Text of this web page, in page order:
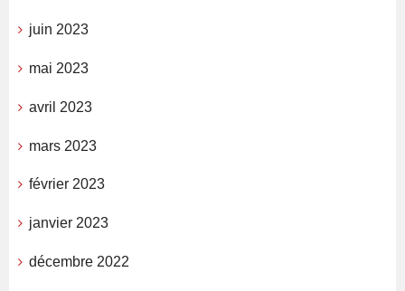
juin 2023
mai 2023
avril 2023
mars 2023
février 2023
janvier 2023
décembre 2022